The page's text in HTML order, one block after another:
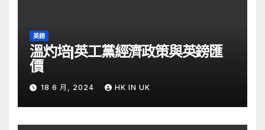
英鎊
溫灼培|英工黨經濟政策與英鎊匯
價
18 6 月, 2024 HK IN UK